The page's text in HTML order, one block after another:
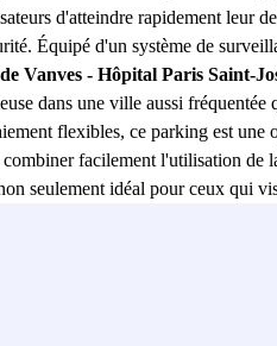
d'atteindre rapidement leur
Équipé d'un système de
Vanves - Hôpital Paris Saint-
dans une ville aussi fréquentée
flexibles, ce parking est
facilement l'utilisation de
seulement idéal pour ceux qui